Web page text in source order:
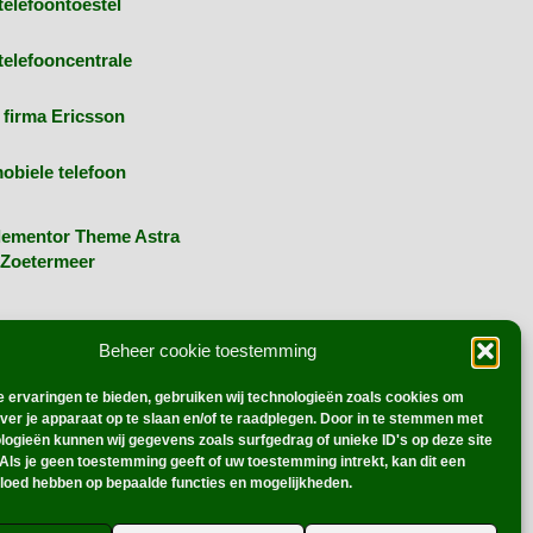
Beheer cookie toestemming
ervaringen te bieden, gebruiken wij technologieën zoals cookies om
je apparaat op te slaan en/of te raadplegen. Door in te stemmen met
kunnen wij gegevens zoals surfgedrag of unieke ID's op deze site
je geen toestemming geeft of uw toestemming intrekt, kan dit een
hebben op bepaalde functies en mogelijkheden.
Ericsson
telefoon
Theme Astra
WordPress. | Webmaster: CBO